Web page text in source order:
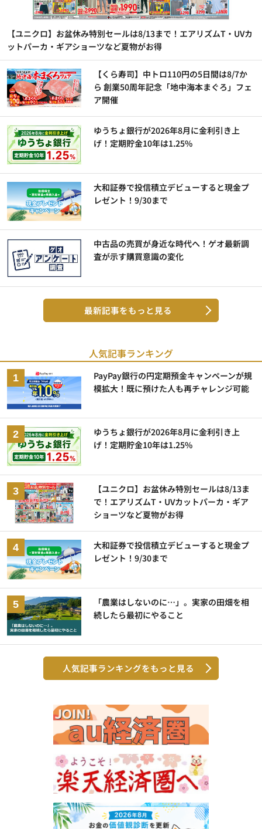
【ユニクロ】お盆休み特別セールは8/13まで！エアリズムT・UVカ
ットパーカ・ギアショーツなど夏物がお得
【くら寿司】中トロ110円の5日間は8/7か
ら 創業50周年記念「地中海本まぐろ」フェ
ア開催
ゆうちょ銀行が2026年8月に金利引き上
げ！定期貯金10年は1.25%
大和証券で投信積立デビューすると現金プ
レゼント！9/30まで
中古品の売買が身近な時代へ！ゲオ最新調
査が示す購買意識の変化
最新記事をもっと見る
人気記事ランキング
PayPay銀行の円定期預金キャンペーンが規
模拡大！既に預けた人も再チャレンジ可能
ゆうちょ銀行が2026年8月に金利引き上
げ！定期貯金10年は1.25%
【ユニクロ】お盆休み特別セールは8/13ま
で！エアリズムT・UVカットパーカ・ギア
ショーツなど夏物がお得
大和証券で投信積立デビューすると現金プ
レゼント！9/30まで
「農業はしないのに…」。実家の田畑を相
続したら最初にやること
人気記事ランキングをもっと見る